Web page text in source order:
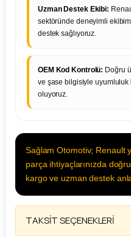
Uzman Destek Ekibi:
sektöründe deneyimli
destek sağlıyoruz.
OEM Kod Kontrolü: Doğru
ve şase bilgisiyle uyumluluk
oluyoruz.
Sağlam Otomotiv; Renault
parça ihtiyaçlarınızda
kargo ve uzman destek
TAKSİT SEÇENEKLERİ